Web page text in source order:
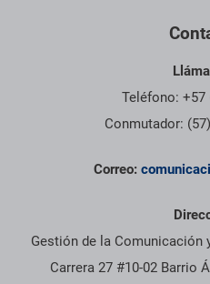
Teléfono: +57
Conmutador:
Correo:
Gestión de la Comunicación
Carrera 27 #10-02 Barrio